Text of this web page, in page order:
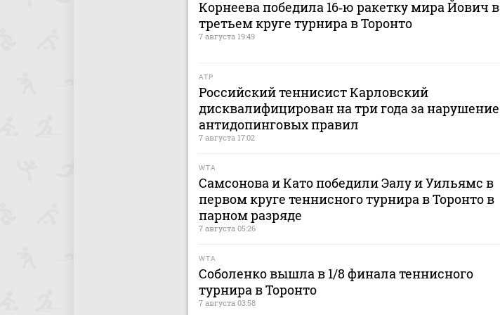
Корнеева победила 16‑ю ракетку мира Йович в
третьем круге турнира в Торонто
7 августа 19:49
ATP
Российский теннисист Карловский
дисквалифицирован на три года за нарушение
антидопинговых правил
7 августа 17:02
WTA
Самсонова и Като победили Эалу и Уильямс в
первом круге теннисного турнира в Торонто в
парном разряде
7 августа 05:26
WTA
Соболенко вышла в 1/8 финала теннисного
турнира в Торонто
7 августа 03:58